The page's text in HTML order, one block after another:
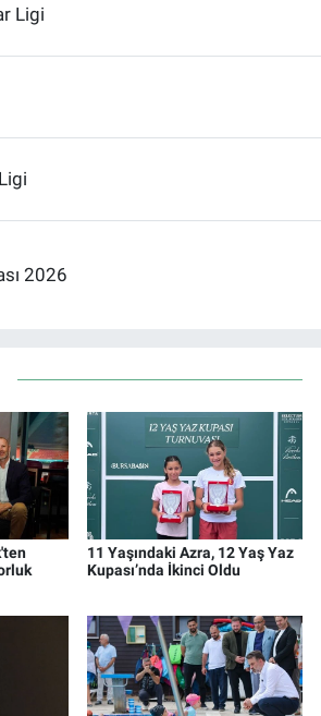
Ligi
2026
11 Yaşındaki Azra, 12 Yaş Yaz
Kupası’nda İkinci Oldu